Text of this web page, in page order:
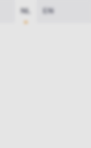
NL EN